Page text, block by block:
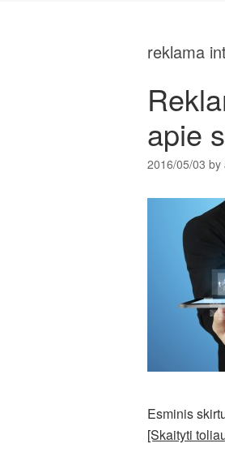
reklama
apie
2016/05/03 by
Esminis
[Skaityti